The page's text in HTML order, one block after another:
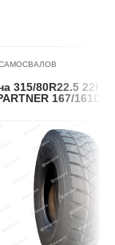
4000 / 3650
156/153
8.5
315/80R22.5 22PR
167/161D